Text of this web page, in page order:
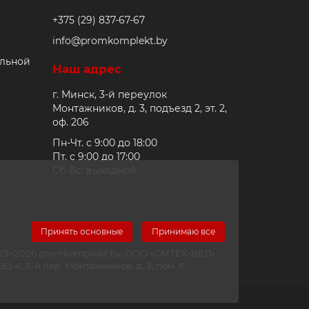
Принять основные Принимаю все
+375 (29) 837-67-67
info@promkomplekt.by
Наш адрес
г. Минск, 3-й переулок
Монтажников, д. 3, подъезд 2, эт. 2,
оф. 206
Пн-Чт. с 9:00 до 18:00
Пт. с 9:00 до 17:00
promkomplekt.by, ООО «СМТЕХ-БЕЛ».
4, 3-й пер. Монтажников, д. 3, пом. 6